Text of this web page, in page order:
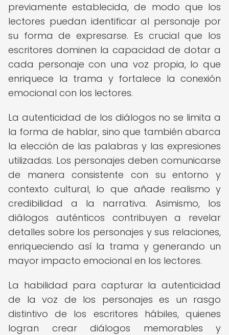
previamente establecida, de modo que los
lectores puedan identificar al personaje por
su forma de expresarse. Es crucial que los
escritores dominen la capacidad de dotar a
cada personaje con una voz propia, lo que
enriquece la trama y fortalece la conexión
emocional con los lectores.
La autenticidad de los diálogos no se limita a
la forma de hablar, sino que también abarca
la elección de las palabras y las expresiones
utilizadas. Los personajes deben comunicarse
de manera consistente con su entorno y
contexto cultural, lo que añade realismo y
credibilidad a la narrativa. Asimismo, los
diálogos auténticos contribuyen a revelar
detalles sobre los personajes y sus relaciones,
enriqueciendo así la trama y generando un
mayor impacto emocional en los lectores.
La habilidad para capturar la autenticidad
de la voz de los personajes es un rasgo
distintivo de los escritores hábiles, quienes
logran crear diálogos memorables y